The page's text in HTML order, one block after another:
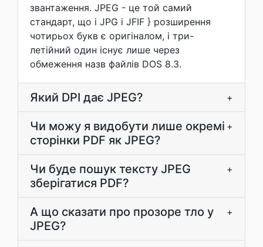
звантаження. JPEG - це той самий
стандарт, що і JPG і JFIF } розширення
чотирьох букв є оригіналом, і три-
летійний один існує лише через
обмеження назв файлів DOS 8.3.
Який DPI дає JPEG? +
Чи можу я видобути лише окремі
сторінки PDF як JPEG?
+
Чи буде пошук тексту JPEG
зберігатися PDF?
+
А що сказати про прозоре тло у
JPEG?
+